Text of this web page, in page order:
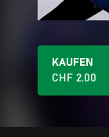
KAUFEN
CHF 2.00